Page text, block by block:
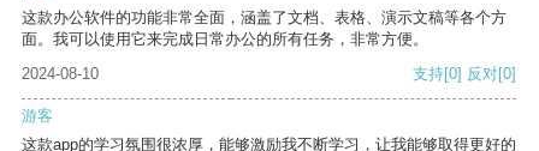
这款办公软件的功能非常全面，涵盖了文档、表格、演示文稿等各个方
面。我可以使用它来完成日常办公的所有任务，非常方便。
2024-08-10
支持[0] 反对[0]
游客
这款app的学习氛围很浓厚，能够激励我不断学习，让我能够取得更好的